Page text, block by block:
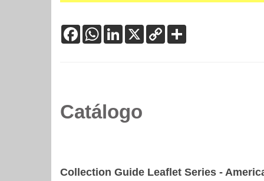
FacebookWhatsApp
LinkedIn
X Copy
Link
Catálogo
Collection Guide Leaflet Series -